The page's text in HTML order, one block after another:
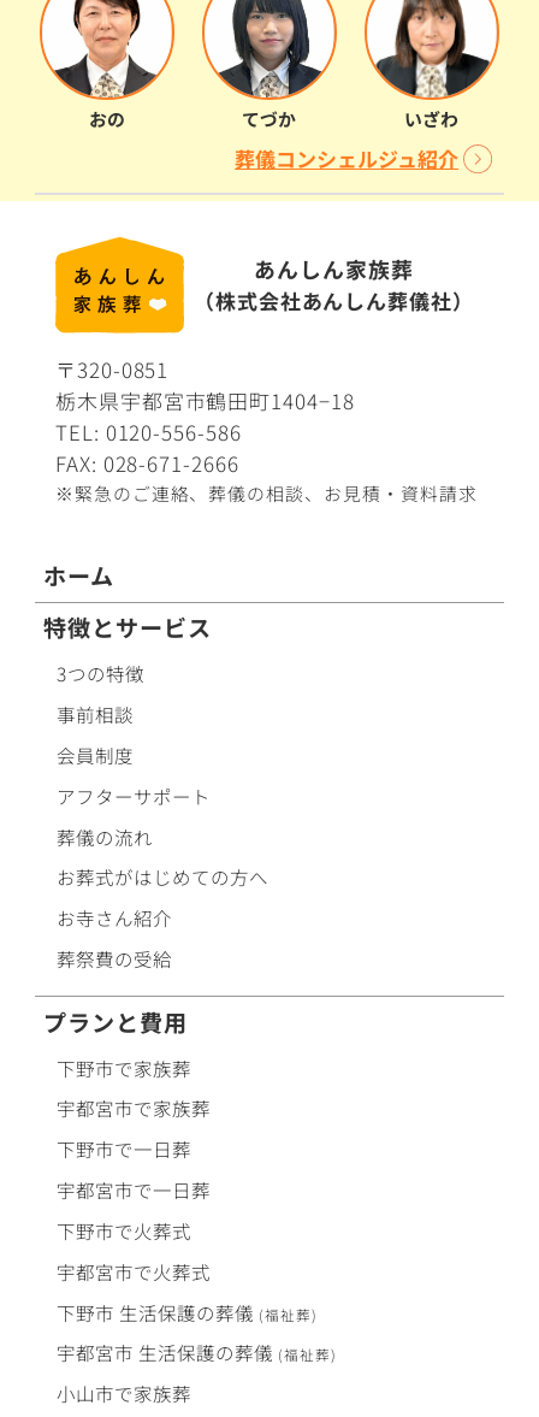
おの てづか いざわ
葬儀コンシェルジュ紹介
あんしん家族葬
（株式会社あんしん葬儀社）
〒320-0851
栃木県宇都宮市鶴田町1404−18
TEL: 0120-556-586
FAX: 028-671-2666
※緊急のご連絡、葬儀の相談、 お見積・資料請求
ホーム
特徴とサービス
3つの特徴
事前相談
会員制度
アフターサポート
葬儀の流れ
お葬式がはじめての方へ
お寺さん紹介
葬祭費の受給
プランと費用
下野市で家族葬
宇都宮市で家族葬
下野市で一日葬
宇都宮市で一日葬
下野市で火葬式
宇都宮市で火葬式
下野市 生活保護の葬儀 (福祉葬)
宇都宮市 生活保護の葬儀 (福祉葬)
小山市で家族葬